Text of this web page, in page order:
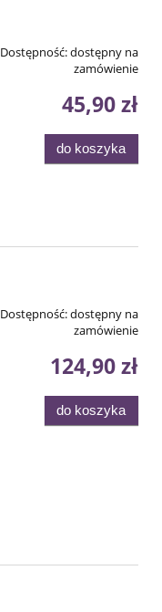
Dostępność:dostępny na
zamówienie
45,90 zł
do koszyka
Dostępność:dostępny na
zamówienie
124,90 zł
do koszyka